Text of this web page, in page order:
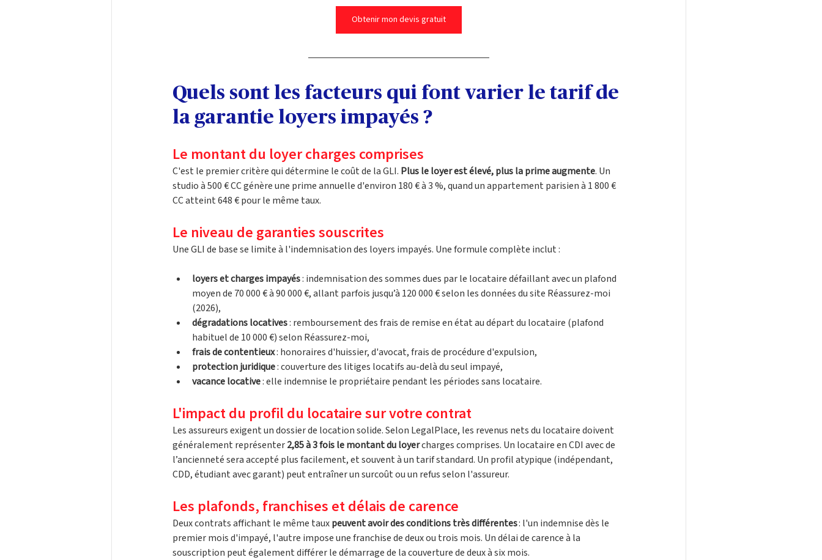
Obtenir mon devis gratuit
Quels sont les facteurs qui font varier le tarif de
la garantie loyers impayés ?
Le montant du loyer charges comprises
C'est le premier critère qui détermine le coût de la GLI. Plus le loyer est élevé, plus la prime augmente. Un
studio à 500 € CC génère une prime annuelle d'environ 180 € à 3 %, quand un appartement parisien à 1 800 €
CC atteint 648 € pour le même taux.
Le niveau de garanties souscrites
Une GLI de base se limite à l'indemnisation des loyers impayés. Une formule complète inclut :
loyers et charges impayés : indemnisation des sommes dues par le locataire défaillant avec un plafond
moyen de 70 000 € à 90 000 €, allant parfois jusqu’à 120 000 € selon les données du site Réassurez-moi
(2026),
dégradations locatives : remboursement des frais de remise en état au départ du locataire (plafond
habituel de 10 000 €) selon Réassurez-moi,
frais de contentieux : honoraires d'huissier, d'avocat, frais de procédure d'expulsion,
protection juridique : couverture des litiges locatifs au-delà du seul impayé,
vacance locative : elle indemnise le propriétaire pendant les périodes sans locataire.
L'impact du profil du locataire sur votre contrat
Les assureurs exigent un dossier de location solide. Selon LegalPlace, les revenus nets du locataire doivent
généralement représenter 2,85 à 3 fois le montant du loyer charges comprises. Un locataire en CDI avec de
l’ancienneté sera accepté plus facilement, et souvent à un tarif standard. Un profil atypique (indépendant,
CDD, étudiant avec garant) peut entraîner un surcoût ou un refus selon l'assureur.
Les plafonds, franchises et délais de carence
Deux contrats affichant le même taux peuvent avoir des conditions très différentes : l'un indemnise dès le
premier mois d'impayé, l'autre impose une franchise de deux ou trois mois. Un délai de carence à la
souscription peut également différer le démarrage de la couverture de deux à six mois.